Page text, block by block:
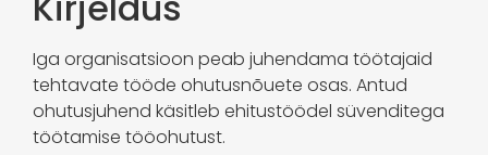
Iga organisatsioon peab juhendama töötajaid
tehtavate tööde ohutusnõuete osas. Antud
ohutusjuhend käsitleb ehitustöödel süvenditega
töötamise tööohutust.